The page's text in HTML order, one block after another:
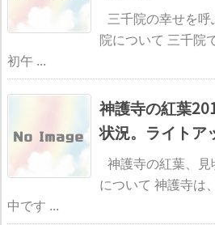
三千院の幸せを
院について 三千院
初午 ...
神護寺の紅葉
状況。ライトア
神護寺の紅葉、
について 神護寺は
中です ...